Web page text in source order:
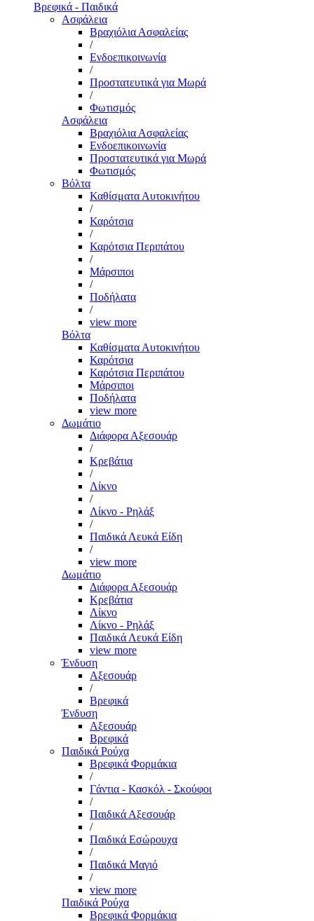
Βρεφικά - Παιδικά
Ασφάλεια
Βραχιόλια Ασφαλείας
/
Ενδοεπικοινωνία
/
Προστατευτικά για Μωρά
/
Φωτισμός
Ασφάλεια
Βραχιόλια Ασφαλείας
Ενδοεπικοινωνία
Προστατευτικά για Μωρά
Φωτισμός
Βόλτα
Καθίσματα Αυτοκινήτου
/
Καρότσια
/
Καρότσια Περιπάτου
/
Μάρσιποι
/
Ποδήλατα
/
view more
Βόλτα
Καθίσματα Αυτοκινήτου
Καρότσια
Καρότσια Περιπάτου
Μάρσιποι
Ποδήλατα
view more
Δωμάτιο
Διάφορα Αξεσουάρ
/
Κρεβάτια
/
Λίκνο
/
Λίκνο - Ρηλάξ
/
Παιδικά Λευκά Είδη
/
view more
Δωμάτιο
Διάφορα Αξεσουάρ
Κρεβάτια
Λίκνο
Λίκνο - Ρηλάξ
Παιδικά Λευκά Είδη
view more
Ένδυση
Αξεσουάρ
/
Βρεφικά
Ένδυση
Αξεσουάρ
Βρεφικά
Παιδικά Ρούχα
Βρεφικά Φορμάκια
/
Γάντια - Κασκόλ - Σκούφοι
/
Παιδικά Αξεσουάρ
/
Παιδικά Εσώρουχα
/
Παιδικά Μαγιό
/
view more
Παιδικά Ρούχα
Βρεφικά Φορμάκια